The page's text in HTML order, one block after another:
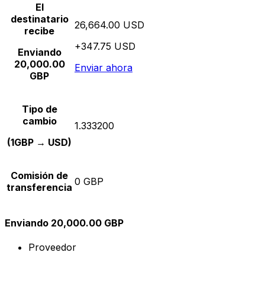
El
destinatario
recibe
Enviando
20,000.00
GBP
26,664.00 USD
+347.75 USD
Enviar ahora
Tipo de
cambio
(1GBP → USD)
1.333200
Comisión de
transferencia 0 GBP
Enviando 20,000.00 GBP
Proveedor